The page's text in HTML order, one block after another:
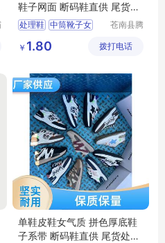
鞋子网面 断码鞋直供 尾货处
理鞋
处理鞋 中筒靴子女
跑步鞋男轻便
苍南县腾
务商行
￥ 1.80 拨打电话
单鞋皮鞋女气质 拼色厚底鞋
子系带 断码鞋直供 尾货处理